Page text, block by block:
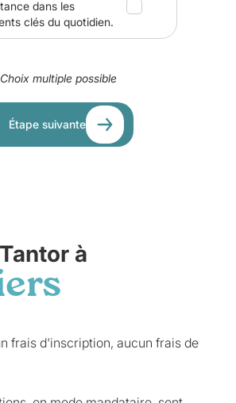
dans les
clés du quotidien.
Choix multiple possible
Étape suivante
à
frais d'inscription, aucun frais de